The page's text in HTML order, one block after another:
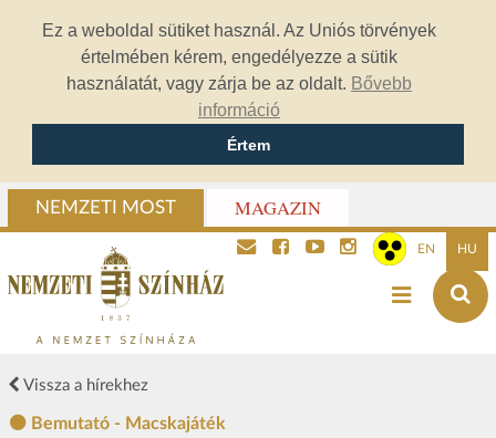
Ez a weboldal sütiket használ. Az Uniós törvények
értelmében kérem, engedélyezze a sütik
használatát, vagy zárja be az oldalt. Bővebb
információ
Értem
NEMZETI MOST MAGAZIN
EN HU
Vissza a hírekhez
Bemutató - Macskajáték